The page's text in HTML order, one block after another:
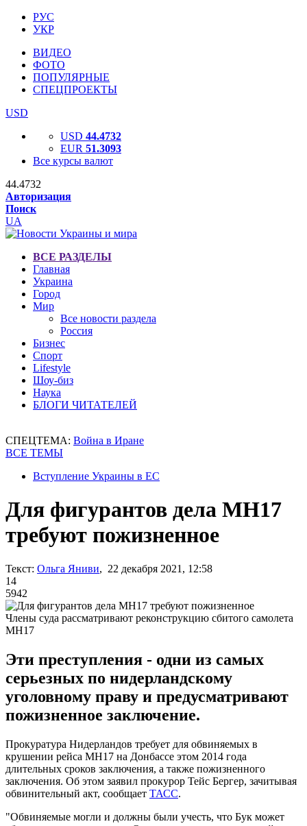
РУС
УКР
ВИДЕО
ФОТО
ПОПУЛЯРНЫЕ
СПЕЦПРОЕКТЫ
USD
USD 44.4732
EUR 51.3093
Все курсы валют
44.4732
Авторизация
Поиск
UA
ВСЕ РАЗДЕЛЫ
Главная
Украина
Город
Мир
Все новости раздела
Россия
Бизнес
Спорт
Lifestyle
Шоу-биз
Наука
БЛОГИ ЧИТАТЕЛЕЙ
СПЕЦТЕМА: Война в Иране
ВСЕ ТЕМЫ
Вступление Украины в ЕС
Для фигурантов дела МН17
требуют пожизненное
Текст: Ольга Яниви, 22 декабря 2021, 12:58
14
5942
Члены суда рассматривают реконструкцию сбитого самолета
MH17
Эти преступления - одни из самых
серьезных по нидерландскому
уголовному праву и предусматривают
пожизненное заключение.
Прокуратура Нидерландов требует для обвиняемых в
крушении рейса MH17 на Донбассе этом 2014 года
длительных сроков заключения, а также пожизненного
заключения. Об этом заявил прокурор Тейс Бергер, зачитывая
обвинительный акт, сообщает ТАСС.
"Обвиняемые могли и должны были учесть, что Бук может